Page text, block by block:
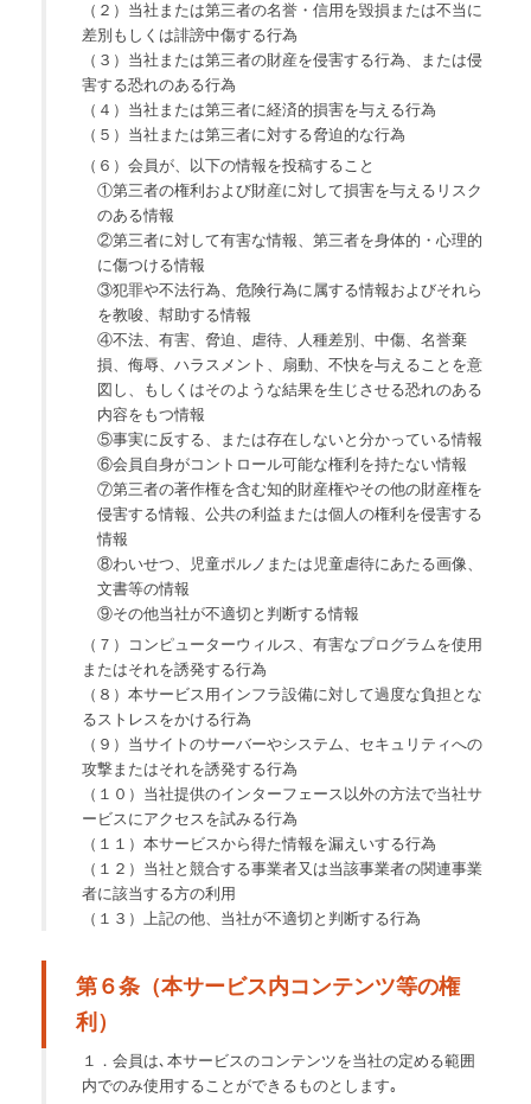
（２）当社または第三者の名誉・信用を毀損または不当に
差別もしくは誹謗中傷する行為
（３）当社または第三者の財産を侵害する行為、または侵
害する恐れのある行為
（４）当社または第三者に経済的損害を与える行為
（５）当社または第三者に対する脅迫的な行為
（６）会員が、以下の情報を投稿すること
①第三者の権利および財産に対して損害を与えるリスク
のある情報
②第三者に対して有害な情報、第三者を身体的・心理的
に傷つける情報
③犯罪や不法行為、危険行為に属する情報およびそれら
を教唆、幇助する情報
④不法、有害、脅迫、虐待、人種差別、中傷、名誉棄
損、侮辱、ハラスメント、扇動、不快を与えることを意
図し、もしくはそのような結果を生じさせる恐れのある
内容をもつ情報
⑤事実に反する、または存在しないと分かっている情報
⑥会員自身がコントロール可能な権利を持たない情報
⑦第三者の著作権を含む知的財産権やその他の財産権を
侵害する情報、公共の利益または個人の権利を侵害する
情報
⑧わいせつ、児童ポルノまたは児童虐待にあたる画像、
文書等の情報
⑨その他当社が不適切と判断する情報
（７）コンピューターウィルス、有害なプログラムを使用
またはそれを誘発する行為
（８）本サービス用インフラ設備に対して過度な負担とな
るストレスをかける行為
（９）当サイトのサーバーやシステム、セキュリティへの
攻撃またはそれを誘発する行為
（１０）当社提供のインターフェース以外の方法で当社サ
ービスにアクセスを試みる行為
（１１）本サービスから得た情報を漏えいする行為
（１２）当社と競合する事業者又は当該事業者の関連事業
者に該当する方の利用
（１３）上記の他、当社が不適切と判断する行為
第６条（本サービス内コンテンツ等の権
利）
１．会員は､本サービスのコンテンツを当社の定める範囲
内でのみ使用することができるものとします｡